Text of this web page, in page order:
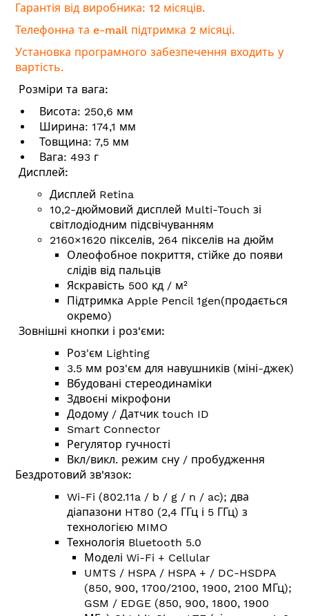
Гарантія від виробника: 12 місяців.
Телефонна та e-mail підтримка 2 місяці.
Установка програмного забезпечення входить у
вартість.
Розміри та вага:
Висота: 250,6 мм
Ширина: 174,1 мм
Товщина: 7,5 мм
Вага: 493 г
Дисплей:
Дисплей Retina
10,2-дюймовий дисплей Multi-Touch зі
світлодіодним підсвічуванням
2160×1620 пікселів, 264 пікселів на дюйм
Олеофобное покриття, стійке до появи
слідів від пальців
Яскравість 500 кд / м²
Підтримка Apple Pencil 1gen(продається
окремо)
Зовнішні кнопки і роз'єми:
Роз'єм Lighting
3.5 мм роз'єм для навушників (міні-джек)
Вбудовані стереодинаміки
Здвоєні мікрофони
Додому / Датчик touch ID
Smart Connector
Регулятор гучності
Вкл/викл. режим сну / пробудження
Бездротовий зв'язок:
Wi-Fi (802.11a / b / g / n / ac); два
діапазони HT80 (2,4 ГГц і 5 ГГц) з
технологією MIMO
Технологія Bluetooth 5.0
Моделі Wi-Fi + Cellular
UMTS / HSPA / HSPA + / DC-HSDPA
(850, 900, 1700/2100, 1900, 2100 МГц);
GSM / EDGE (850, 900, 1800, 1900